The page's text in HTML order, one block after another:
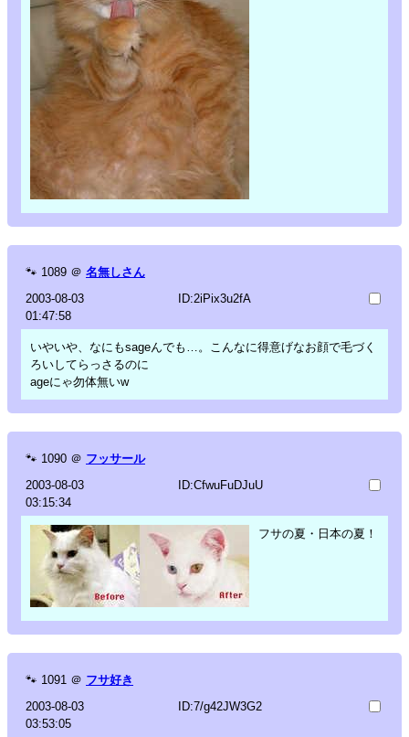
🐾 1089 ＠ 名無しさん
2003-08-03
01:47:58
ID:2iPix3u2fA
いやいや、なにもsageんでも…。こんなに得意げなお顔で毛づく
ろいしてらっさるのに
ageにゃ勿体無いw
🐾 1090 ＠ フッサール
2003-08-03
03:15:34
ID:CfwuFuDJuU
フサの夏・日本の夏！
🐾 1091 ＠ フサ好き
2003-08-03
03:53:05
ID:7/g42JW3G2